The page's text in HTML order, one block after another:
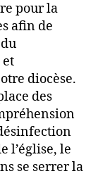
pour la
afin de
et
diocèse.
des
l’église, le
se serrer la